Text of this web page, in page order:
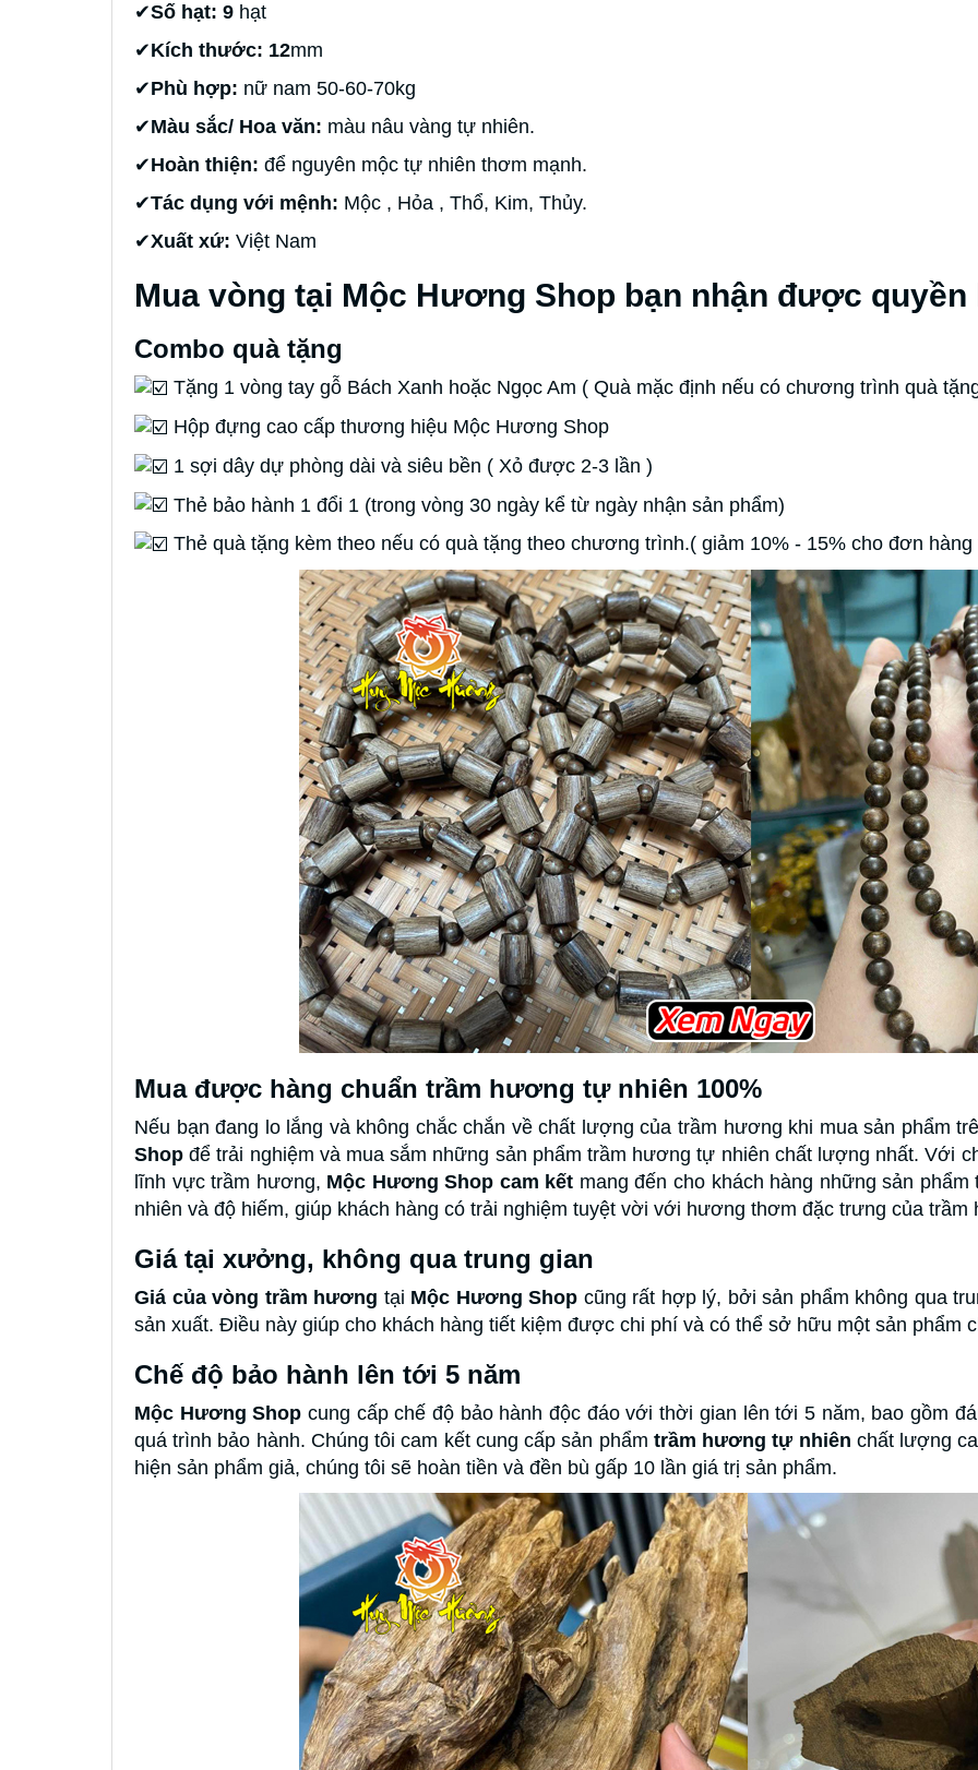
✔Số hạt: 9 hạt
✔Kích thước: 12mm
✔Phù hợp: nữ nam 50-60-70kg
✔Màu sắc/ Hoa văn: màu nâu vàng tự nhiên.
✔Hoàn thiện: để nguyên mộc tự nhiên thơm mạnh.
✔Tác dụng với mệnh: Mộc , Hỏa , Thổ, Kim, Thủy.
✔Xuất xứ: Việt Nam
Mua vòng tại Mộc Hương Shop bạn nhận được
Combo quà tặng
Tặng 1 vòng tay gỗ Bách Xanh hoặc Ngọc Am ( Quà mặc định nếu có chương trình quà
Hộp đựng cao cấp thương hiệu Mộc Hương Shop
1 sợi dây dự phòng dài và siêu bền ( Xỏ được 2-3 lần )
Thẻ bảo hành 1 đổi 1 (trong vòng 30 ngày kể từ ngày nhận sản phẩm)
Thẻ quà tặng kèm theo nếu có quà tặng theo chương trình.( giảm 10% - 15% cho đơn hàng
Mua được hàng chuẩn trầm hương tự nhiên 100%
Nếu bạn đang lo lắng và không chắc chắn về chất lượng của trầm hương khi mua sản phẩm
Shop để trải nghiệm và mua sắm những sản phẩm trầm hương tự nhiên chất lượng nhất. Với
lĩnh vực trầm hương, Mộc Hương Shop cam kết mang đến cho khách hàng những sản
nhiên và độ hiếm, giúp khách hàng có trải nghiệm tuyệt vời với hương thơm đặc trưng của trầm
Giá tại xưởng, không qua trung gian
Giá của vòng trầm hương tại Mộc Hương Shop cũng rất hợp lý, bởi sản phẩm không qua
sản xuất. Điều này giúp cho khách hàng tiết kiệm được chi phí và có thể sở hữu một sản phẩm
Chế độ bảo hành lên tới 5 năm
Mộc Hương Shopcung cấp chế độ bảo hành độc đáo với thời gian lên tới 5 năm, bao gồm
quá trình bảo hành. Chúng tôi cam kết cung cấp sản phẩm trầm hương tự nhiên chất lượng
hiện sản phẩm giả, chúng tôi sẽ hoàn tiền và đền bù gấp 10 lần giá trị sản phẩm.